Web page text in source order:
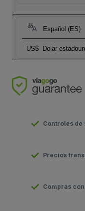
Español (ES)
US$ Dolar
Controles
Precios
Compras